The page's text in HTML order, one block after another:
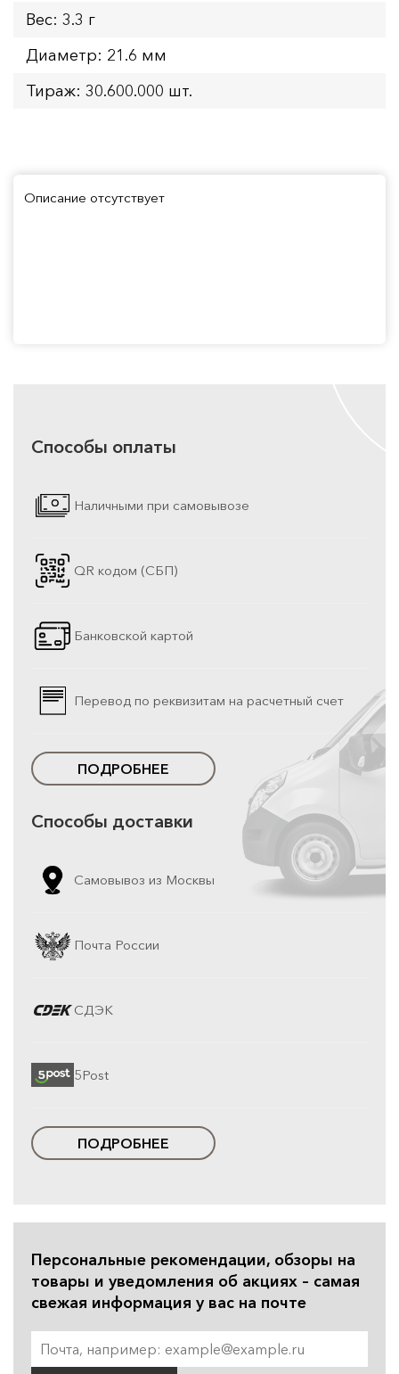
Вес: 3.3 г
Диаметр: 21.6 мм
Тираж: 30.600.000 шт.
Описание отсутствует
Способы оплаты
Наличными при самовывозе
QR кодом (СБП)
Банковской картой
Перевод по реквизитам на расчетный счет
ПОДРОБНЕЕ
Способы доставки
Самовывоз из Москвы
Почта России
СДЭК
5Post
ПОДРОБНЕЕ
Персональные рекомендации, обзоры на
товары и уведомления об акциях – самая
свежая информация у вас на почте